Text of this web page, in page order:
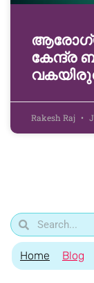
കേന്ദ്ര
Rakesh Raj
Home Blog